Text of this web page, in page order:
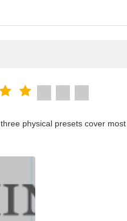
physical presets cover